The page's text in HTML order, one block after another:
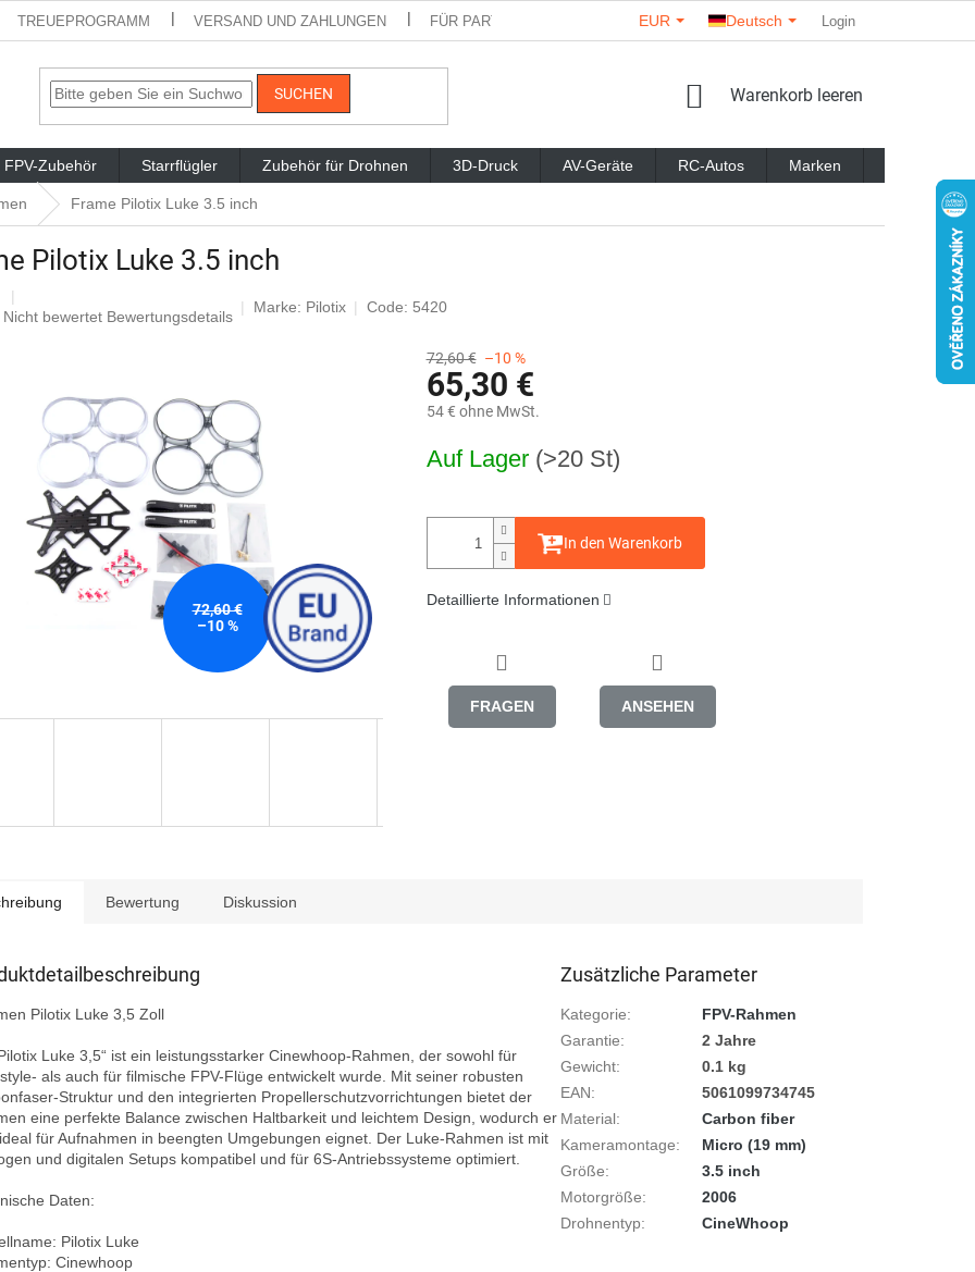
TREUEPROGRAMM VERSAND UND ZAHLUNGEN FÜR PARTNER ÜBER UNS KONTAKTE
EUR Deutsch Login
SUCHEN WARENKORB
Warenkorb leeren
FPV-Zubehör Starrflügler Zubehör für Drohnen 3D-Druck AV-Geräte RC-Autos Marken
Frame Pilotix Luke 3.5 inch
Pilotix Luke 3.5 inch
Die
Sternen.
Nicht bewertet Bewertungsdetails
Marke: Pilotix Code: 5420
72,60 €
–10 %
72,60 € –10 %
65,30 €
54 € ohne MwSt.
Auf Lager (>20 St)
In den Warenkorb
Detaillierte Informationen
FRAGEN ANSEHEN
Bewertung Diskussion
Pilotix Luke 3,5 Zoll
Luke 3,5“ ist ein leistungsstarker Cinewhoop-Rahmen, der sowohl für
als auch für filmische FPV-Flüge entwickelt wurde. Mit seiner robusten
Struktur und den integrierten Propellerschutzvorrichtungen bietet der
eine perfekte Balance zwischen Haltbarkeit und leichtem Design, wodurch er
für Aufnahmen in beengten Umgebungen eignet. Der Luke-Rahmen ist mit
und digitalen Setups kompatibel und für 6S-Antriebssysteme optimiert.
Daten:
Pilotix Luke
Cinewhoop
Zusätzliche Parameter
Kategorie:
FPV-Rahmen
Garantie:
2 Jahre
Gewicht:
0.1 kg
EAN:
5061099734745
Material:
Carbon fiber
Kameramontage:
Micro (19 mm)
Größe:
3.5 inch
Motorgröße:
2006
Drohnentyp: CineWhoop